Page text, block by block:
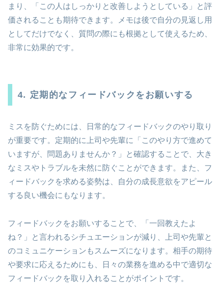
まり、「この人はしっかりと改善しようとしている」と評
価されることも期待できます。メモは後で自分の見返し用
としてだけでなく、質問の際にも根拠として使えるため、
非常に効果的です。
4. 定期的なフィードバックをお願いする
ミスを防ぐためには、日常的なフィードバックのやり取り
が重要です。定期的に上司や先輩に「このやり方で進めて
いますが、問題ありませんか？」と確認することで、大き
なミスやトラブルを未然に防ぐことができます。また、フ
ィードバックを求める姿勢は、自分の成長意欲をアピール
する良い機会にもなります。
フィードバックをお願いすることで、「一回教えたよ
ね？」と言われるシチュエーションが減り、上司や先輩と
のコミュニケーションもスムーズになります。相手の期待
や要求に応えるためにも、日々の業務を進める中で適切な
フィードバックを取り入れることがポイントです。